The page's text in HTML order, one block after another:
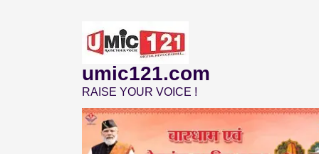
umic121.com
RAISE YOUR VOICE !